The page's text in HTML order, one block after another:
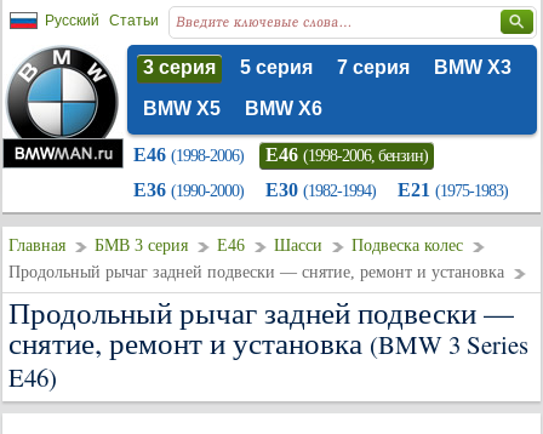
Русский Статьи
3 серия 5 серия 7 серия
BMW X3
BMW X5
BMW X6
E46 (1998-2006) E46 (1998-2006, бензин)
E36 (1990-2000) E30 (1982-1994) E21 (1975-1983)
Главная БМВ 3 серия E46 Шасси
Подвеска колес
Продольный рычаг задней подвески — снятие, ремонт и установка
Продольный рычаг задней подвески —
снятие, ремонт и установка (BMW 3 Series
E46)